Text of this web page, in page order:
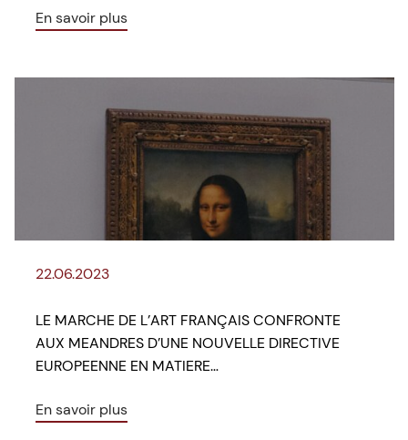
En savoir plus
22.06.2023
LE MARCHE DE L’ART FRANÇAIS CONFRONTE
AUX MEANDRES D’UNE NOUVELLE DIRECTIVE
EUROPEENNE EN MATIERE…
En savoir plus